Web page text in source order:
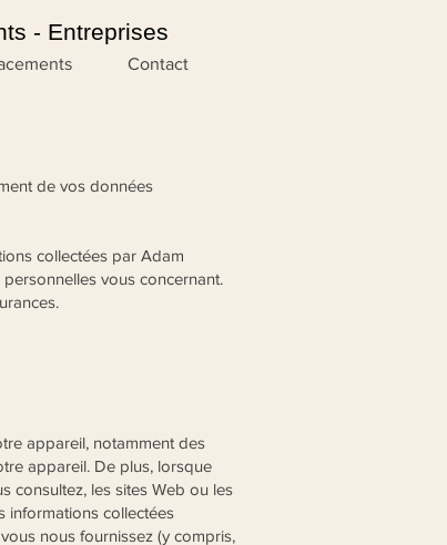
- Entreprises
Contact
de vos données
collectées par Adam
vous concernant.
appareil, notamment des
appareil. De plus, lorsque
consultez, les sites Web ou les
informations collectées
nous fournissez (y compris,